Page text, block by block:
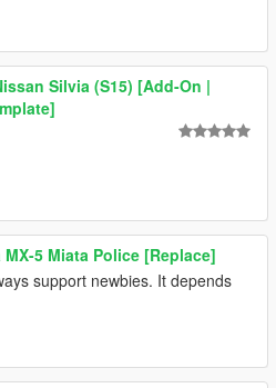
Silvia (S15) [Add-On |
MX-5 Miata Police [Replace]
support newbies. It depends